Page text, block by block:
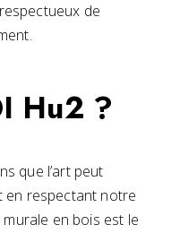
de
Hu2 ?
que l’art peut
respectant notre
en bois est le